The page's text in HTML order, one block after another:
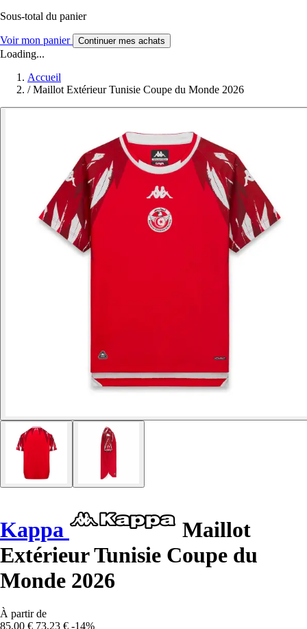
Sous-total du panier
Voir mon panier Continuer mes achats
Loading...
Accueil
/ Maillot Extérieur Tunisie Coupe du Monde 2026
Kappa
Maillot
Extérieur Tunisie Coupe du
Monde 2026
À partir de
85,00 € 73,23 € -14%